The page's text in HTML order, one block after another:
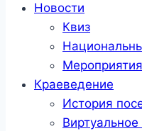
Новости
Квиз
Краеведение
История